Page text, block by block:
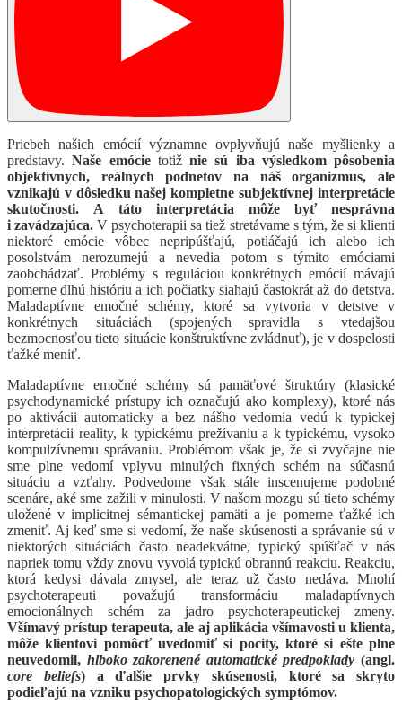
Priebeh našich emócií významne ovplyvňujú naše myšlienky a
predstavy.Naše emócietotiž nie sú iba výsledkom pôsobenia
objektívnych, reálnych podnetov na náš organizmus, ale
vznikajú v dôsledku našej kompletne subjektívnej interpretácie
skutočnosti.
A táto interpretácia môže byť nesprávna
i zavádzajúca. V psychoterapii sa tiež stretávame s tým, že si klienti
niektoré emócie vôbec nepripúšťajú, potláčajú ich alebo ich
posolstvám nerozumejú a nevedia potom s týmito emóciami
zaobchádzať. Problémy s reguláciou konkrétnych emócií mávajú
pomerne dlhú históriu a ich počiatky siahajú častokrát až do detstva.
Maladaptívne emočné schémy, ktoré sa vytvoria v detstve v
konkrétnych situáciách (spojených spravidla s vtedajšou
bezmocnosťou tieto situácie konštruktívne zvládnuť), je v dospelosti
ťažké meniť.
Maladaptívne emočné schémy sú pamäťové štruktúry (klasické
psychodynamické prístupy ich označujú ako komplexy), ktoré nás
po aktivácii automaticky a bez nášho vedomia vedú k typickej
interpretácii reality, k typickému prežívaniu a k typickému, vysoko
kompulzívnemu správaniu. Problémom však je, že si zvyčajne nie
sme plne vedomí vplyvu minulých fixných schém na súčasnú
situáciu a vzťahy. Podvedome však stále inscenujeme podobné
scenáre, aké sme zažili v minulosti. V našom mozgu sú tieto schémy
uložené v implicitnej sémantickej pamäti a je pomerne ťažké ich
zmeniť. Aj keď sme si vedomí, že naše skúsenosti a správanie sú v
niektorých situáciách často neadekvátne, typický spúšťač v nás
napriek tomu vždy znovu vyvolá typickú obrannú reakciu. Reakciu,
ktorá kedysi dávala zmysel, ale teraz už často nedáva. Mnohí
psychoterapeuti považujú transformáciu maladaptívnych
emocionálnych schém za jadro psychoterapeutickej zmeny.
Všímavý prístup terapeuta, ale aj aplikácia všímavosti u klienta,
môže klientovi pomôcť uvedomiť si pocity, ktoré si ešte plne
neuvedomil, hlboko zakorenené automatické predpoklady (angl.
core beliefs) a ďalšie prvky skúsenosti, ktoré sa skryto
podieľajú na vzniku psychopatologických symptómov.